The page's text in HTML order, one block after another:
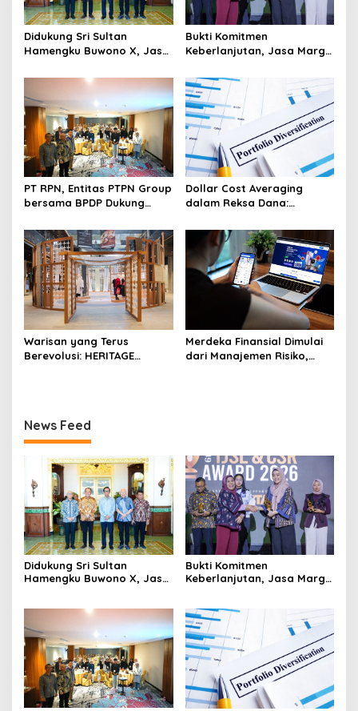
s
Didukung Sri Sultan
Hamengku Buwono X, Jasa
Pengembangan Akses
Bokoharjo Tol Jogja-Solo
untuk Dukung Konektivitas
DIY
Bukti Komitmen
Keberlanjutan, Jasa Marga
6th TJSL & CSR Award 2026
PT RPN, Entitas PTPN Group
bersama BPDP Dukung
melalui Workshop Pangan
Sehat Berbasis Minyak
Sawit
Dollar Cost Averaging
dalam Reksa Dana:
untuk Pemula
Warisan yang Terus
Berevolusi: HERITAGE
Merdeka Finansial Dimulai
dari Manajemen Risiko,
News Feed
Didukung Sri Sultan
Hamengku Buwono X, Jasa
Bokoharjo Tol Jogja-Solo
untuk Dukung Konektivitas
DIY
Bukti Komitmen
Keberlanjutan, Jasa Marga